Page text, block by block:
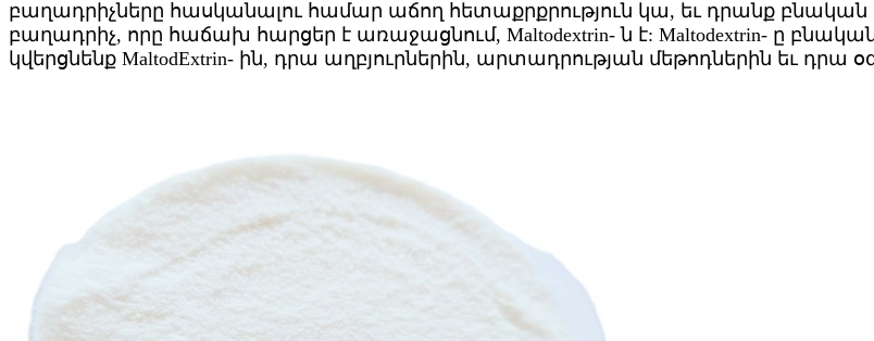
բաղադրիչները հասկանալու համար աճող հետաքրքրություն կա, եւ դրանք
բաղադրիչ, որը հաճախ հարցեր է առաջացնում, Maltodextrin- ն է: Maltodextrin- ը
կվերցնենք MaltodExtrin- ին, դրա աղբյուրներին, արտադրության մեթոդներին եւ